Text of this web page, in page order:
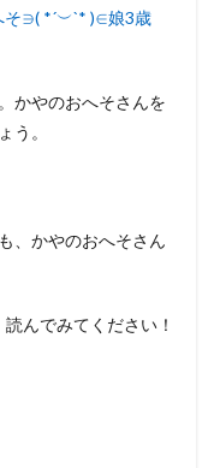
そ∋( *´︶`* )∈娘3歳
かやのおへそさんを
う。
、かやのおへそさん
んでみてください！